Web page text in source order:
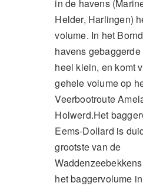
in de havens
Helder, Harlingen)
volume. In het
havens
heel klein, en komt
gehele volume op
Veerbootroute
Holwerd.Het
Eems-Dollard is
grootste van de
het baggervolume